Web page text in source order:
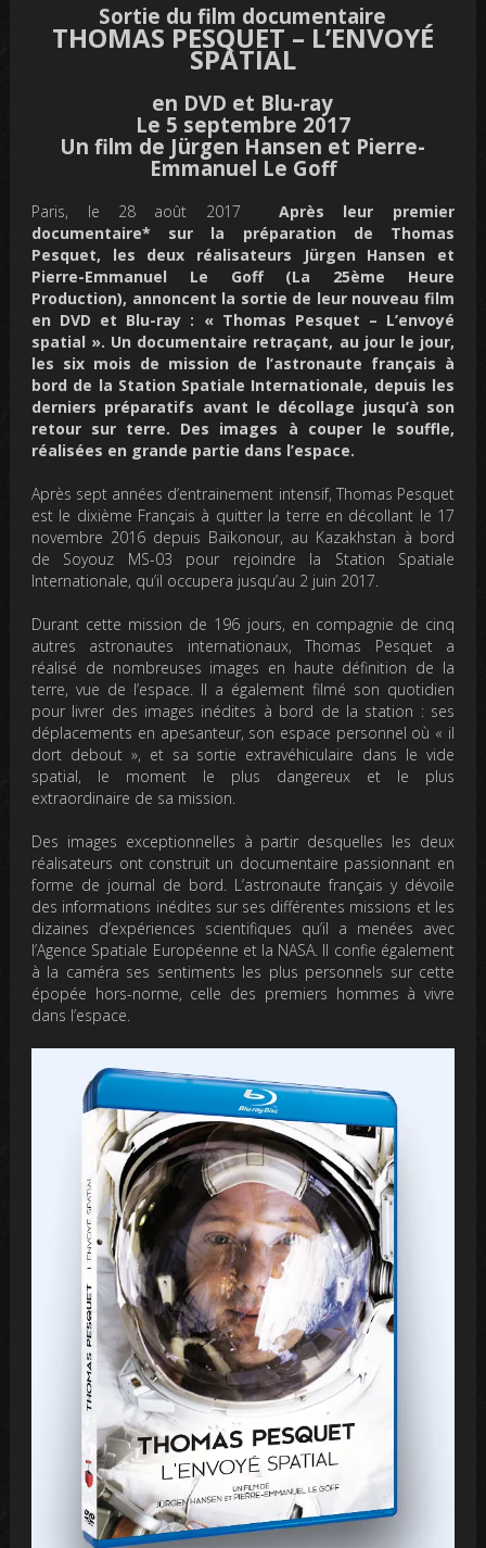
Sortie du film documentaire
THOMAS PESQUET – L’ENVOYÉ
SPATIAL
en DVD et Blu-ray
Le 5 septembre 2017
Un film de Jürgen Hansen et Pierre-
Emmanuel Le Goff
Paris, le 28 août 2017  Après leur premier
documentaire* sur la préparation de Thomas
Pesquet, les deux réalisateurs Jürgen Hansen et
Pierre-Emmanuel Le Goff (La 25ème Heure
Production), annoncent la sortie de leur nouveau film
en DVD et Blu-ray : « Thomas Pesquet – L’envoyé
spatial ». Un documentaire retraçant, au jour le jour,
les six mois de mission de l’astronaute français à
bord de la Station Spatiale Internationale, depuis les
derniers préparatifs avant le décollage jusqu’à son
retour sur terre. Des images à couper le souffle,
réalisées en grande partie dans l’espace.
Après sept années d’entrainement intensif, Thomas Pesquet
est le dixième Français à quitter la terre en décollant le 17
novembre 2016 depuis Baïkonour, au Kazakhstan à bord
de Soyouz MS-03 pour rejoindre la Station Spatiale
Internationale, qu’il occupera jusqu’au 2 juin 2017.
Durant cette mission de 196 jours, en compagnie de cinq
autres astronautes internationaux, Thomas Pesquet a
réalisé de nombreuses images en haute définition de la
terre, vue de l’espace. Il a également filmé son quotidien
pour livrer des images inédites à bord de la station : ses
déplacements en apesanteur, son espace personnel où « il
dort debout », et sa sortie extravéhiculaire dans le vide
spatial, le moment le plus dangereux et le plus
extraordinaire de sa mission.
Des images exceptionnelles à partir desquelles les deux
réalisateurs ont construit un documentaire passionnant en
forme de journal de bord. L’astronaute français y dévoile
des informations inédites sur ses différentes missions et les
dizaines d’expériences scientifiques qu’il a menées avec
l’Agence Spatiale Européenne et la NASA. Il confie également
à la caméra ses sentiments les plus personnels sur cette
épopée hors-norme, celle des premiers hommes à vivre
dans l’espace.